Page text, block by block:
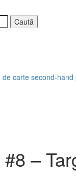
de carte second-
–